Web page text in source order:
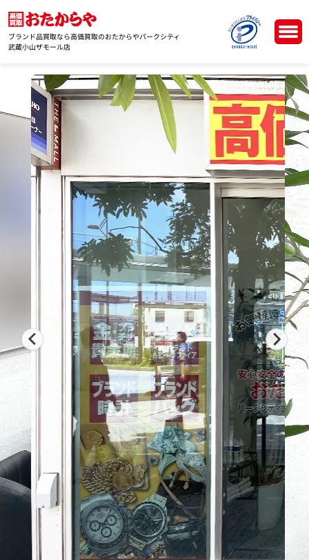
ブランド品買取なら高価買取のおたからやパークシティ
武蔵小山ザモール店